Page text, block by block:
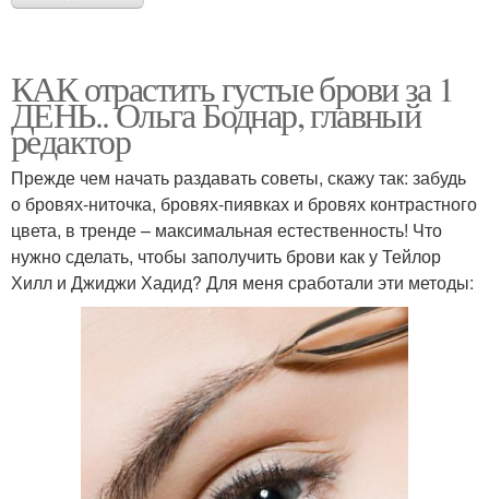
КАК отрастить густые брови за 1
ДЕНЬ.. Ольга Боднар, главный
редактор
Прежде чем начать раздавать советы, скажу так: забудь
о бровях-ниточка, бровях-пиявках и бровях контрастного
цвета, в тренде – максимальная естественность! Что
нужно сделать, чтобы заполучить брови как у Тейлор
Хилл и Джиджи Хадид? Для меня сработали эти методы: